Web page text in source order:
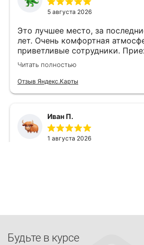
Будьте в курсе